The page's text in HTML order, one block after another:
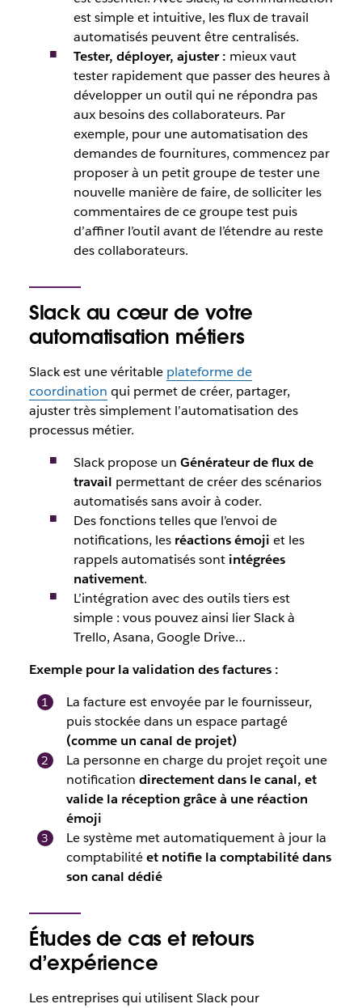
est simple et intuitive, les flux de travail
automatisés peuvent être centralisés.
Tester, déployer, ajuster : mieux vaut
tester rapidement que passer des heures à
développer un outil qui ne répondra pas
aux besoins des collaborateurs. Par
exemple, pour une automatisation des
demandes de fournitures, commencez par
proposer à un petit groupe de tester une
nouvelle manière de faire, de solliciter les
commentaires de ce groupe test puis
d’affiner l’outil avant de l’étendre au reste
des collaborateurs.
Slack au cœur de votre
automatisation métiers
Slack est une véritable plateforme de
coordination qui permet de créer, partager,
ajuster très simplement l’automatisation des
processus métier.
Slack propose un Générateur de flux de
travail permettant de créer des scénarios
automatisés sans avoir à coder.
Des fonctions telles que l’envoi de
notifications, les réactions émoji et les
rappels automatisés sont intégrées
nativement.
L’intégration avec des outils tiers est
simple : vous pouvez ainsi lier Slack à
Trello, Asana, Google Drive…
Exemple pour la validation des factures :
La facture est envoyée par le fournisseur,
puis stockée dans un espace partagé
(comme un canal de projet)
La personne en charge du projet reçoit une
notification directement dans le canal, et
valide la réception grâce à une réaction
émoji
Le système met automatiquement à jour la
comptabilitéet notifie la comptabilité dans
son canal dédié
Études de cas et retours
d’expérience
Les entreprises qui utilisent Slack pour